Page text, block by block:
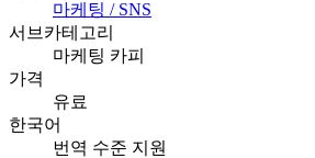
마케팅 / SNS
서브카테고리
마케팅 카피
가격
유료
한국어
번역 수준 지원